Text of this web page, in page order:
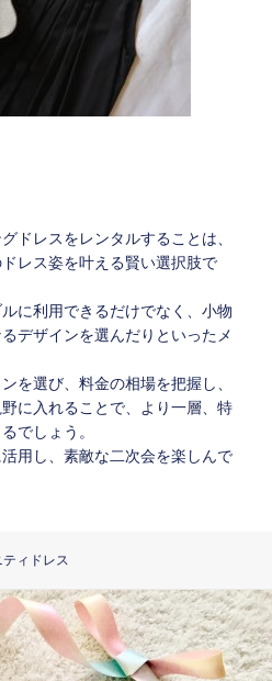
ドレスをレンタルすることは、
レス姿を叶える賢い選択肢で
に利用できるだけでなく、小物
デザインを選んだりといったメ
を選び、料金の相場を把握し、
に入れることで、より一層、特
でしょう。
用し、素敵な二次会を楽しんで
ィドレス